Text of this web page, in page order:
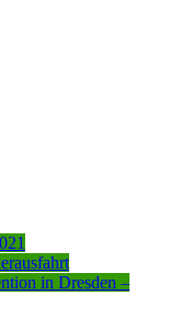
in Dresden –